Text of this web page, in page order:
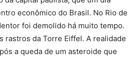
econômico do Brasil. No Rio de
foi demolido há muito tempo.
rastros da Torre Eiffel. A realidade
a queda de um asteroide que